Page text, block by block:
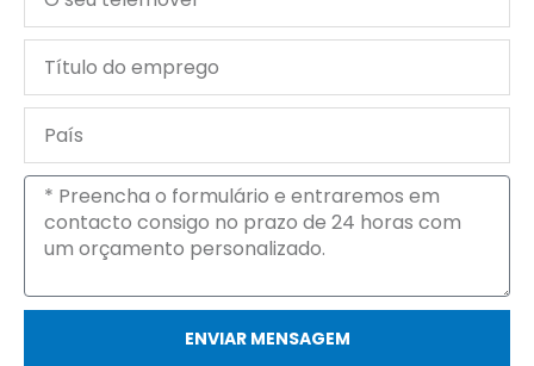
telemóvel
Título
emprego
Mensagem
ENVIAR MENSAGEM